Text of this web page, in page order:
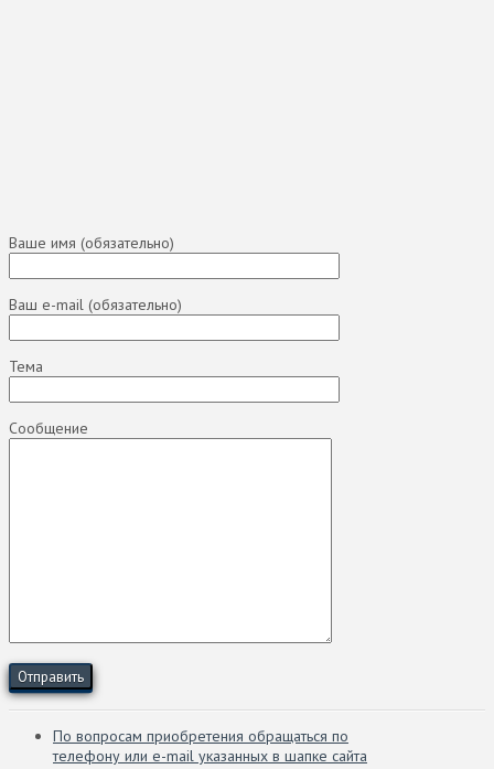
Ваше имя (обязательно)
Ваш e-mail (обязательно)
Тема
Сообщение
По вопросам приобретения обращаться по
телефону или e-mail указанных в шапке сайта